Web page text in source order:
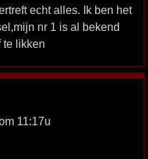
echt alles. Ik ben het
nr 1 is al bekend
te likken
11:17u